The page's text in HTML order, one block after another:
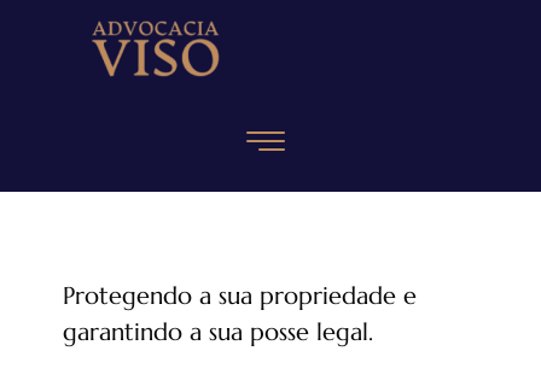
Protegendo a sua propriedade e
garantindo a sua posse legal.